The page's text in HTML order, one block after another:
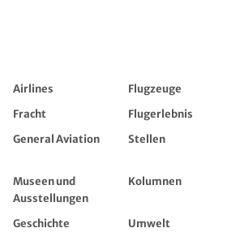
Airlines Flugzeuge
Fracht
Flugerlebnis
General Aviation
Stellen
Museen und
Ausstellungen
Kolumnen
Geschichte Umwelt